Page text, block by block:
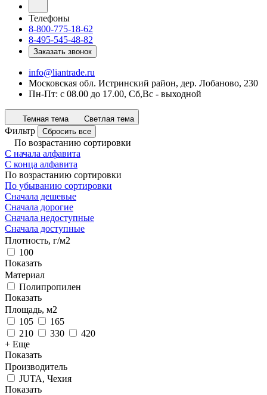
Телефоны
8-800-775-18-62
8-495-545-48-82
Заказать звонок
info@liantrade.ru
Московская обл. Истринский район, дер. Лобаново, 230
Пн-Пт: c 08.00 до 17.00, Cб,Вс - выходной
Темная тема Светлая тема
Фильтр Сбросить все
По возрастанию сортировки
С начала алфавита
С конца алфавита
По возрастанию сортировки
По убыванию сортировки
Сначала дешевые
Сначала дорогие
Сначала недоступные
Сначала доступные
Плотность, г/м2
100
Показать
Материал
Полипропилен
Показать
Площадь, м2
105
165
210
330
420
+ Еще
Показать
Производитель
JUTA, Чехия
Показать